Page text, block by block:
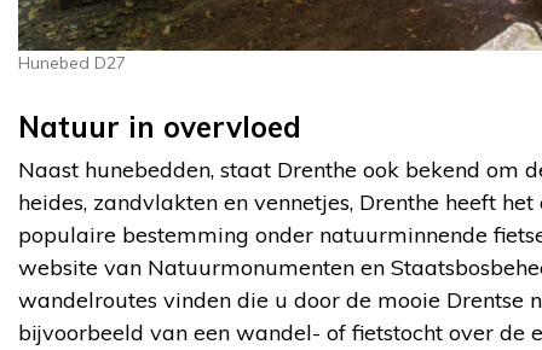
Hunebed D27
Natuur in overvloed
Naast hunebedden, staat Drenthe ook bekend om
heides, zandvlakten en vennetjes, Drenthe heeft
populaire bestemming onder natuurminnende
website van Natuurmonumenten en
wandelroutes vinden die u door de mooie Drentse
bijvoorbeeld van een wandel- of fietstocht over de